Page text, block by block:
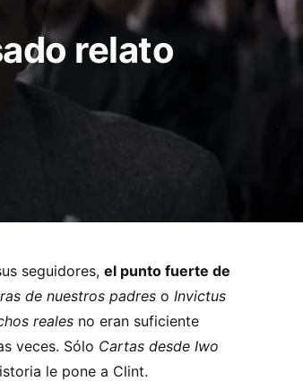
relato
seguidores, el punto fuerte de
de nuestros padres o Invictus
reales no eran suficiente
veces. Sólo Cartas desde Iwo
le pone a Clint.